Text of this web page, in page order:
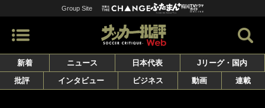
Group Site
新着 ニュース 日本代表
Jリーグ・国内
批評
インタビュー ビジネス 動画 連載